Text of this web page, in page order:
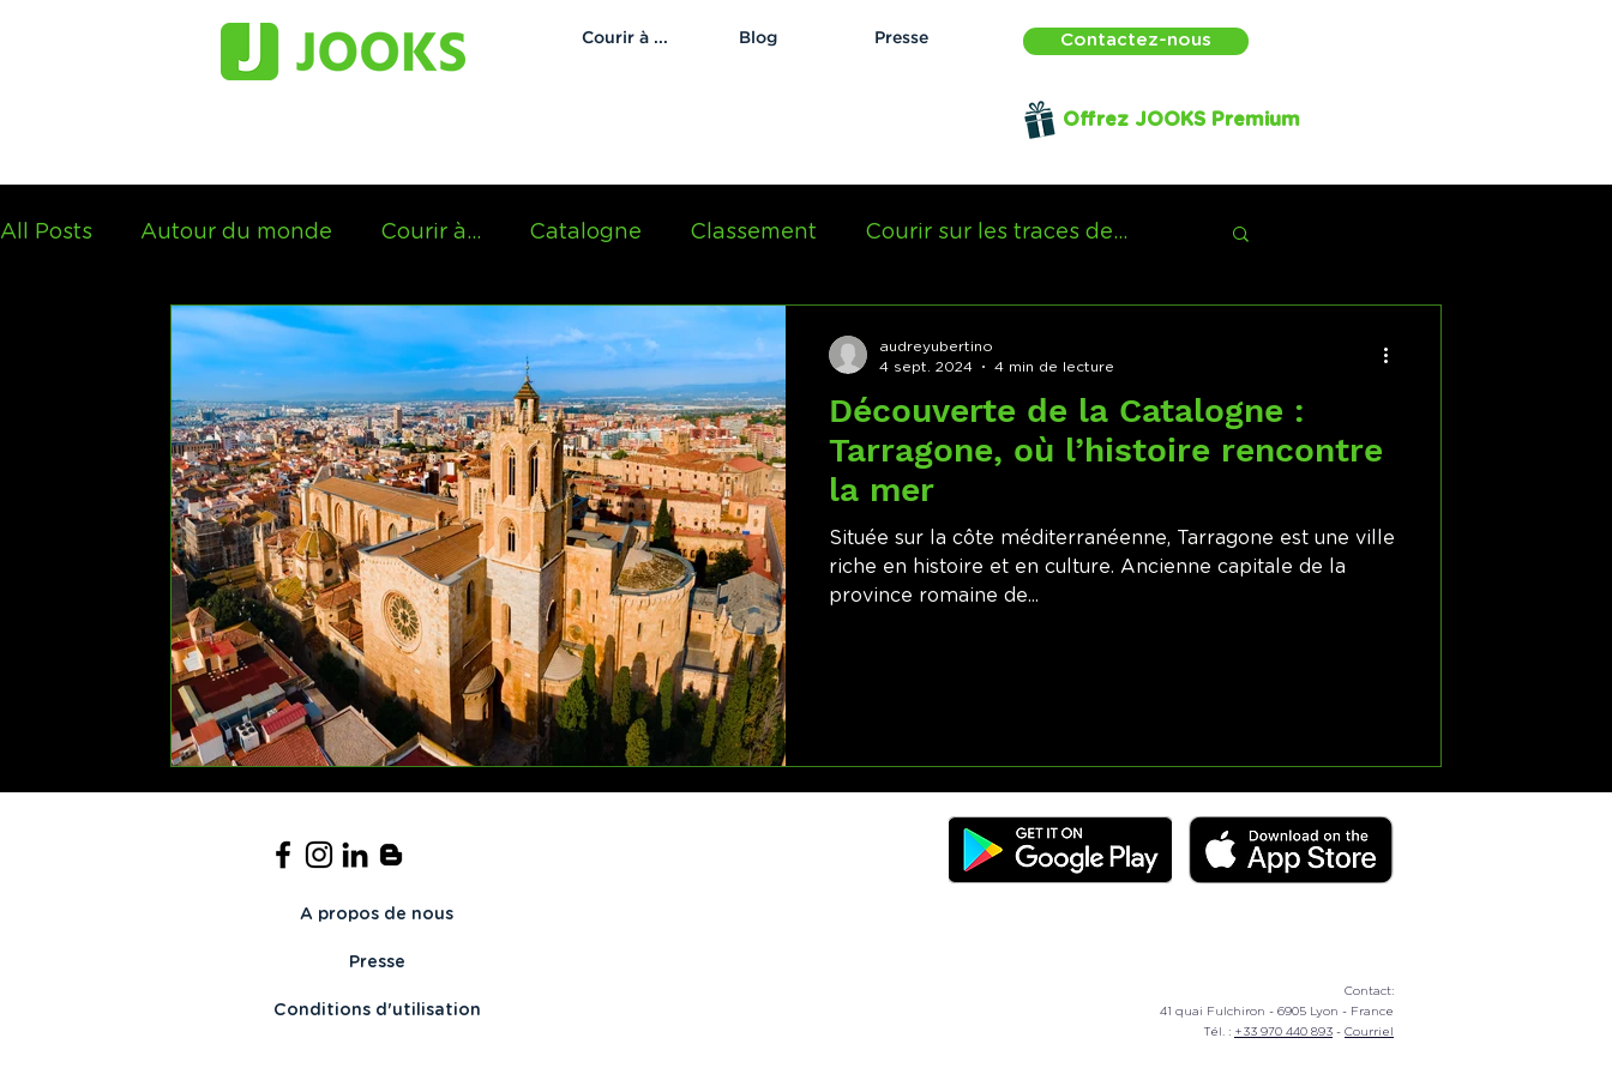
Courir à ... Blog Presse Contactez-nous
Offrez JOOKS Premium
All Posts Autour du monde Courir à... Catalogne Classement Courir sur les traces de...
Découverte de la Catalogne :
Tarragone, où l’histoire rencontre
la mer
Située sur la côte méditerranéenne, Tarragone est une ville
riche en histoire et en culture. Ancienne capitale de la
province romaine de...
audreyubertino
4 sept. 2024
4 min de lecture
A propos de nous
Presse
Conditions d'utilisation
Contact:
41 quai Fulchiron - 6905 Lyon - France
Tél. : +33 970 440 893 - Courriel